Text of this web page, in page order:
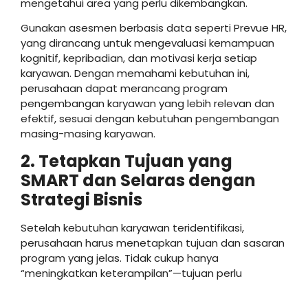
mengetahui area yang perlu dikembangkan.
Gunakan asesmen berbasis data seperti Prevue HR,
yang dirancang untuk mengevaluasi kemampuan
kognitif, kepribadian, dan motivasi kerja setiap
karyawan. Dengan memahami kebutuhan ini,
perusahaan dapat merancang program
pengembangan karyawan yang lebih relevan dan
efektif, sesuai dengan kebutuhan pengembangan
masing-masing karyawan.
2. Tetapkan Tujuan yang
SMART dan Selaras dengan
Strategi Bisnis
Setelah kebutuhan karyawan teridentifikasi,
perusahaan harus menetapkan tujuan dan sasaran
program yang jelas. Tidak cukup hanya
“meningkatkan keterampilan”—tujuan perlu